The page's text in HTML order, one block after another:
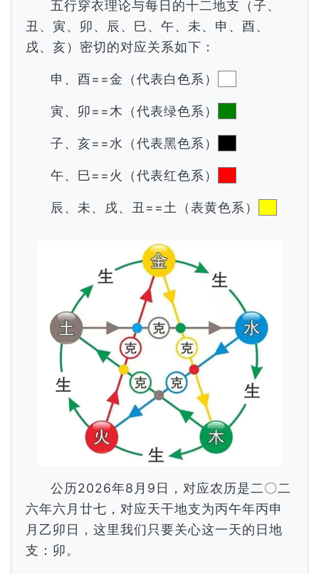
五行穿衣理论与每日的十二地支（子、
丑、寅、卯、辰、巳、午、未、申、酉、
戌、亥）密切的对应关系如下：
申、酉==金（代表白色系）
寅、卯==木（代表绿色系）
子、亥==水（代表黑色系）
午、巳==火（代表红色系）
辰、未、戌、丑==土（表黄色系）
公历2026年8月9日，对应农历是二〇二
六年六月廿七，对应天干地支为丙午年丙申
月乙卯日，这里我们只要关心这一天的日地
支：卯。